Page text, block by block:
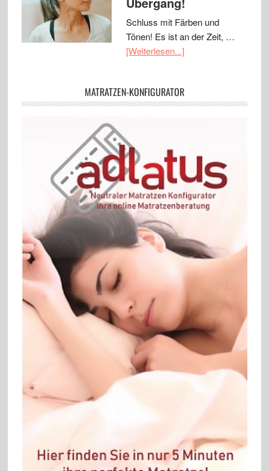
Schluss mit Färben und
Tönen! Es ist an der Zeit, …
[Weiterlesen...]
MATRATZEN-KONFIGURATOR